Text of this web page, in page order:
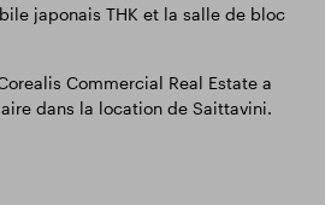
japonais THK et la salle de bloc
Commercial Real Estate a
dans la location de Saittavini.